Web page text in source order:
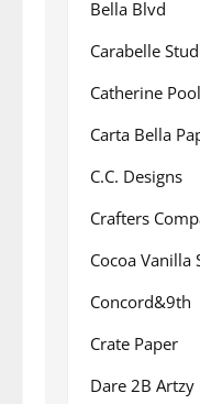
Bella Blvd
Carabelle
Catherine
Carta Bella
C.C. Designs
Crafters
Cocoa Vanilla
Concord&9th
Crate Paper
Dare 2B Artzy